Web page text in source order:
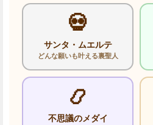
💀
サンタ・ムエルテ
どんな願いも叶える裏聖人
📿
不思議のメダイ